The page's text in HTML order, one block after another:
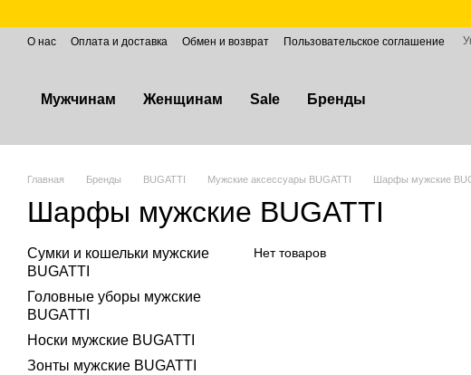
О нас Оплата и доставка Обмен и возврат Пользовательское соглашение
Мужчинам Женщинам Sale Бренды
Главная Бренды BUGATTI Мужские аксессуары BUGATTI Шарфы мужские
Шарфы мужские BUGATTI
Нет товаров
Сумки и кошельки мужские
BUGATTI
Головные уборы мужские
BUGATTI
Носки мужские BUGATTI
Зонты мужские BUGATTI